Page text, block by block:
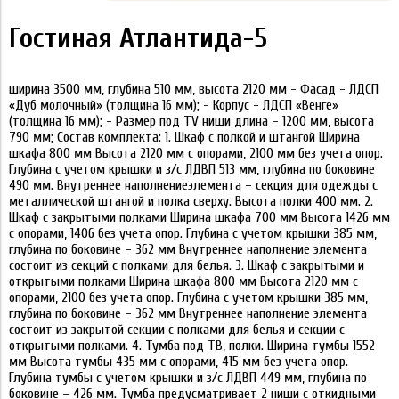
Гостиная Атлантида-5
ширина 3500 мм, глубина 510 мм, высота 2120 мм - Фасад - ЛДСП
«Дуб молочный» (толщина 16 мм); - Корпус - ЛДСП «Венге»
(толщина 16 мм); - Размер под TV ниши длина – 1200 мм, высота
790 мм; Состав комплекта: 1. Шкаф с полкой и штангой Ширина
шкафа 800 мм Высота 2120 мм с опорами, 2100 мм без учета опор.
Глубина с учетом крышки и з/с ЛДВП 513 мм, глубина по боковине
490 мм. Внутреннее наполнениеэлемента – секция для одежды с
металлической штангой и полка сверху. Высота полки 400 мм. 2.
Шкаф с закрытыми полками Ширина шкафа 700 мм Высота 1426 мм
с опорами, 1406 без учета опор. Глубина с учетом крышки 385 мм,
глубина по боковине – 362 мм Внутреннее наполнение элемента
состоит из секций с полками для белья. 3. Шкаф с закрытыми и
открытыми полками Ширина шкафа 800 мм Высота 2120 мм с
опорами, 2100 без учета опор. Глубина с учетом крышки 385 мм,
глубина по боковине – 362 мм Внутреннее наполнение элемента
состоит из закрытой секции с полками для белья и секции с
открытыми полками. 4. Тумба под ТВ, полки. Ширина тумбы 1552
мм Высота тумбы 435 мм с опорами, 415 мм без учета опор.
Глубина тумбы с учетом крышки и з/с ЛДВП 449 мм, глубина по
боковине – 426 мм. Тумба предусматривает 2 ниши с откидными